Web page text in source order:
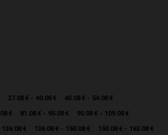
27.08 € - 40.08 €
40.08 € - 54.08 €
€ 81.08 € - 95.08 €
95.08 € - 109.08 €
€ 136.08 € - 150.08 €
150.08 € - 163.08 €